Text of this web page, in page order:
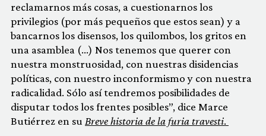
reclamarnos más cosas, a cuestionarnos los
privilegios (por más pequeños que estos sean) y a
bancarnos los disensos, los quilombos, los gritos en
una asamblea (…) Nos tenemos que querer con
nuestra monstruosidad, con nuestras disidencias
políticas, con nuestro inconformismo y con nuestra
radicalidad. Sólo así tendremos posibilidades de
disputar todos los frentes posibles”, dice Marce
Butiérrez en su Breve historia de la furia travesti.